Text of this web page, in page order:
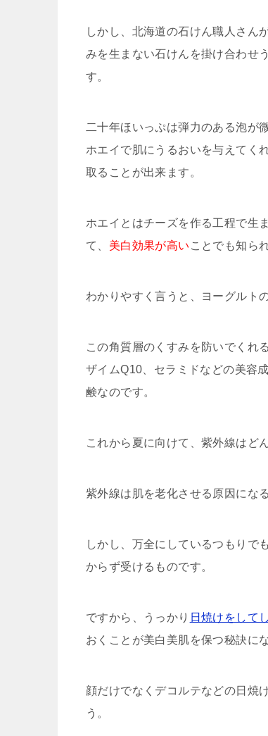
しかし、北海道の石けん職人さん
みを生まない石けんを掛け合わせ
す。
二十年ほいっぷは弾力のある泡が
ホエイで肌にうるおいを与えてく
取ることが出来ます。
ホエイとはチーズを作る工程で生
て、 美白効果が高い ことでも知ら
わかりやすく言うと、ヨーグルト
この角質層のくすみを防いでくれ
ザイムQ10、セラミドなどの美容
鹸なのです。
これから夏に向けて、紫外線はど
紫外線は肌を老化させる原因にな
しかし、万全にしているつもりで
からず受けるものです。
ですから、うっかり 日焼けをして
おくことが美白美肌を保つ秘訣に
顔だけでなくデコルテなどの日焼
う。